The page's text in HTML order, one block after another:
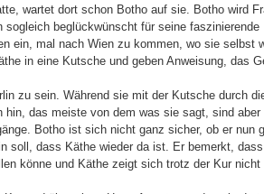
wartet dort schon Botho auf sie. Botho wird
sogleich beglückwünscht für seine faszinierende
ein, mal nach Wien zu kommen, wo sie selbst
in eine Kutsche und geben Anweisung, das
zu sein. Während sie mit der Kutsche durch
hin, das meiste von dem was sie sagt, sind aber
Botho ist sich nicht ganz sicher, ob er nun
soll, dass Käthe wieder da ist. Er bemerkt,
könne und Käthe zeigt sich trotz der Kur nicht